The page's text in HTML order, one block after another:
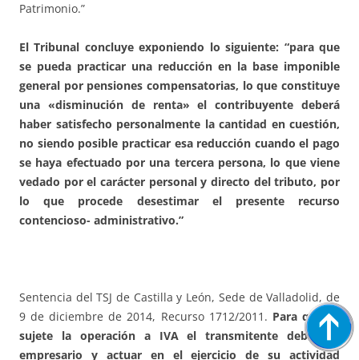
Patrimonio.”
El Tribunal concluye exponiendo lo siguiente: “para que
se pueda practicar una reducción en la base imponible
general por pensiones compensatorias, lo que constituye
una «disminución de renta» el contribuyente deberá
haber satisfecho personalmente la cantidad en cuestión,
no siendo posible practicar esa reducción cuando el pago
se haya efectuado por una tercera persona, lo que viene
vedado por el carácter personal y directo del tributo, por
lo que procede desestimar el presente recurso
contencioso- administrativo.”
Sentencia del TSJ de Castilla y León, Sede de Valladolid, de
9 de diciembre de 2014, Recurso 1712/2011. Para que se
sujete la operación a IVA el transmitente debe ser
empresario y actuar en el ejercicio de su actividad